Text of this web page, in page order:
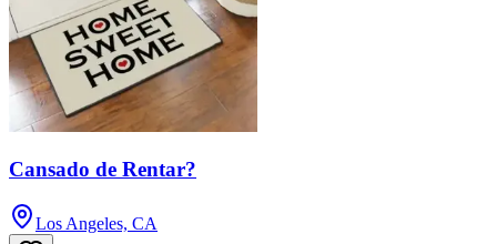
Cansado de Rentar?
Los Angeles, CA